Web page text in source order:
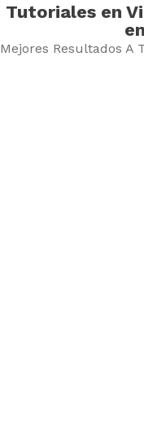
Tutoriales en
Mejores Resultados A